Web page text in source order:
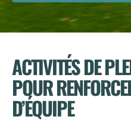
ACTIVITÉS DE
POUR
D’ÉQUIPE